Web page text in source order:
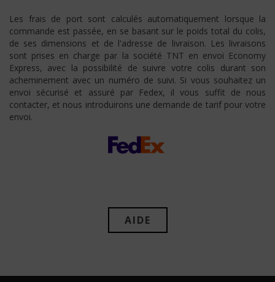
Les frais de port sont calculés automatiquement lorsque la
commande est passée, en se basant sur le poids total du colis,
de ses dimensions et de l'adresse de livraison. Les livraisons
sont prises en charge par la société TNT en envoi Economy
Express, avec la possibilité de suivre votre colis durant son
acheminement avec un numéro de suivi. Si vous souhaitez un
envoi sécurisé et assuré par Fedex, il vous suffit de nous
contacter, et nous introduirons une demande de tarif pour votre
envoi.
AIDE